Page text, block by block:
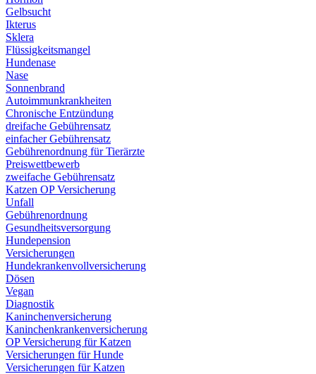
Gelbsucht
Ikterus
Sklera
Flüssigkeitsmangel
Hundenase
Nase
Sonnenbrand
Autoimmunkrankheiten
Chronische Entzündung
dreifache Gebührensatz
einfacher Gebührensatz
Gebührenordnung für Tierärzte
Preiswettbewerb
zweifache Gebührensatz
Katzen OP Versicherung
Unfall
Gebührenordnung
Gesundheitsversorgung
Hundepension
Versicherungen
Hundekrankenvollversicherung
Dösen
Vegan
Diagnostik
Kaninchenversicherung
Kaninchenkrankenversicherung
OP Versicherung für Katzen
Versicherungen für Hunde
Versicherungen für Katzen